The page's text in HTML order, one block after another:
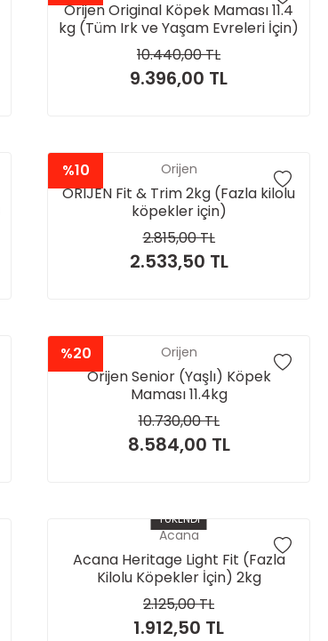
Orijen Original Köpek Maması 11.4
kg (Tüm Irk ve Yaşam Evreleri İçin)
10.440,00 TL
9.396,00 TL
%10 Orijen
ORIJEN Fit & Trim 2kg (Fazla kilolu
köpekler için)
2.815,00 TL
2.533,50 TL
%20 Orijen
Orijen Senior (Yaşlı) Köpek
Maması 11.4kg
10.730,00 TL
8.584,00 TL
TÜKENDİ
Acana
Acana Heritage Light Fit (Fazla
Kilolu Köpekler İçin) 2kg
2.125,00 TL
1.912,50 TL